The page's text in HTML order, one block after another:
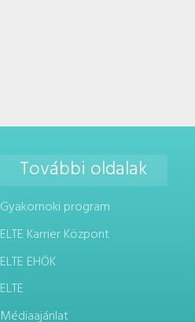
További oldalak
Gyakornoki program
ELTE Karrier Központ
ELTE EHÖK
ELTE
Médiaajánlat